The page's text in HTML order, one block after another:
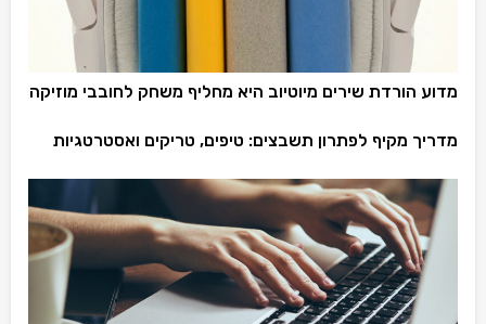
מדוע הורדת שירים מיוטיוב היא מחליף משחק לחובבי מוזיקה
מדריך מקיף לפתרון תשבצים: טיפים, טריקים ואסטרטגיות